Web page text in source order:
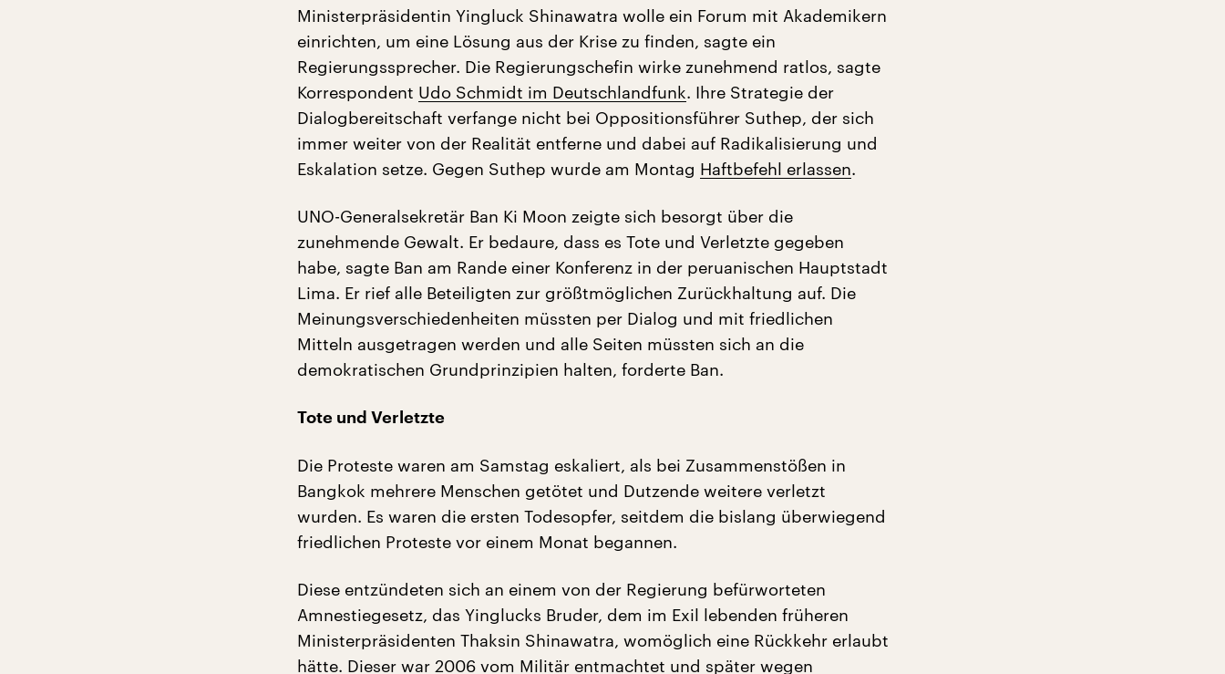
Ministerpräsidentin Yingluck Shinawatra wolle ein Forum mit Akademikern
einrichten, um eine Lösung aus der Krise zu finden, sagte ein
Regierungssprecher. Die Regierungschefin wirke zunehmend ratlos, sagte
Korrespondent Udo Schmidt im Deutschlandfunk. Ihre Strategie der
Dialogbereitschaft verfange nicht bei Oppositionsführer Suthep, der sich
immer weiter von der Realität entferne und dabei auf Radikalisierung und
Eskalation setze. Gegen Suthep wurde am Montag Haftbefehl erlassen.
UNO-Generalsekretär Ban Ki Moon zeigte sich besorgt über die
zunehmende Gewalt. Er bedaure, dass es Tote und Verletzte gegeben
habe, sagte Ban am Rande einer Konferenz in der peruanischen Hauptstadt
Lima. Er rief alle Beteiligten zur größtmöglichen Zurückhaltung auf. Die
Meinungsverschiedenheiten müssten per Dialog und mit friedlichen
Mitteln ausgetragen werden und alle Seiten müssten sich an die
demokratischen Grundprinzipien halten, forderte Ban.
Tote und Verletzte
Die Proteste waren am Samstag eskaliert, als bei Zusammenstößen in
Bangkok mehrere Menschen getötet und Dutzende weitere verletzt
wurden. Es waren die ersten Todesopfer, seitdem die bislang überwiegend
friedlichen Proteste vor einem Monat begannen.
Diese entzündeten sich an einem von der Regierung befürworteten
Amnestiegesetz, das Yinglucks Bruder, dem im Exil lebenden früheren
Ministerpräsidenten Thaksin Shinawatra, womöglich eine Rückkehr erlaubt
hätte. Dieser war 2006 vom Militär entmachtet und später wegen